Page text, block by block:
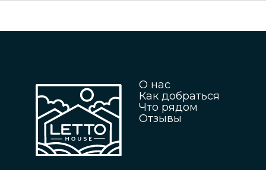
О нас
Как добраться
Что рядом
Отзывы